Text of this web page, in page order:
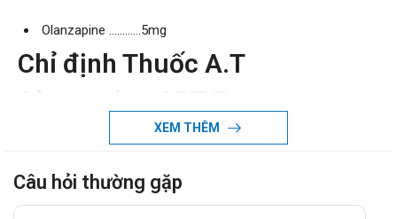
Olanzapine …………5mg
Chỉ định Thuốc A.T
Olanzapine ODT 5mg:
Được chỉ định điều trị bệnh Tâm thần phân liệt
Có hiệu quả trong việc duy trì điều trị cải thiện triệu chứng
lâm sàng trong khi tiếp tục điều trị trên những bệnh nhân
XEM THÊM
Câu hỏi thường gặp